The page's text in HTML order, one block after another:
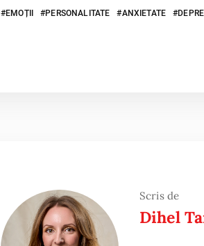
EMOȚII PERSONALITATE ANXIETATE
Scris de
Dihel